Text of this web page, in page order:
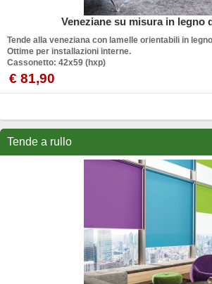
Veneziane su misura in legno
Tende alla veneziana con lamelle orientabili in
Ottime per installazioni interne.
Cassonetto: 42x59 (hxp)
€ 81,90
Tende a rullo